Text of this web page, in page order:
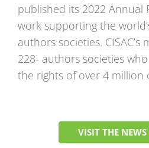
published its 2022 Annual
work supporting the
authors societies.
228- authors societies
the rights of over 4 million
VISIT THE